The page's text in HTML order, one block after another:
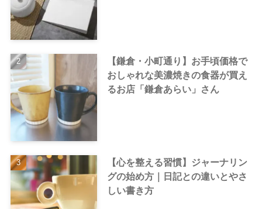
【鎌倉・小町通り】お手頃価格で
おしゃれな美濃焼きの食器が買え
るお店「鎌倉あらい」さん
【心を整える習慣】ジャーナリン
グの始め方｜日記との違いとやさ
しい書き方